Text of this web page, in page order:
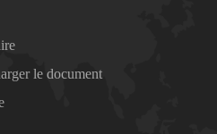
le document